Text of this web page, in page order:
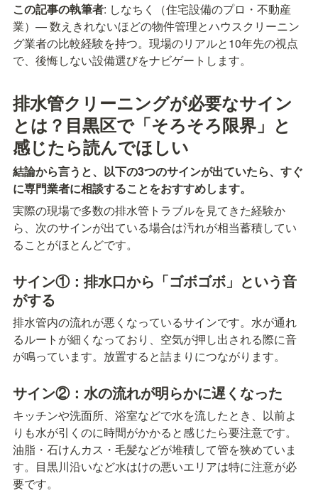
この記事の執筆者: しなちく（住宅設備のプロ・不動産
業）— 数えきれないほどの物件管理とハウスクリーニン
グ業者の比較経験を持つ。現場のリアルと10年先の視点
で、後悔しない設備選びをナビゲートします。
排水管クリーニングが必要なサイン
とは？目黒区で「そろそろ限界」と
感じたら読んでほしい
結論から言うと、以下の3つのサインが出ていたら、すぐ
に専門業者に相談することをおすすめします。
実際の現場で多数の排水管トラブルを見てきた経験か
ら、次のサインが出ている場合は汚れが相当蓄積してい
ることがほとんどです。
サイン①：排水口から「ゴボゴボ」という音
がする
排水管内の流れが悪くなっているサインです。水が通れ
るルートが細くなっており、空気が押し出される際に音
が鳴っています。放置すると詰まりにつながります。
サイン②：水の流れが明らかに遅くなった
キッチンや洗面所、浴室などで水を流したとき、以前よ
りも水が引くのに時間がかかると感じたら要注意です。
油脂・石けんカス・毛髪などが堆積して管を狭めていま
す。目黒川沿いなど水はけの悪いエリアは特に注意が必
要です。